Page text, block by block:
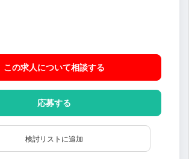
この求人について相談する
応募する
検討リストに追加